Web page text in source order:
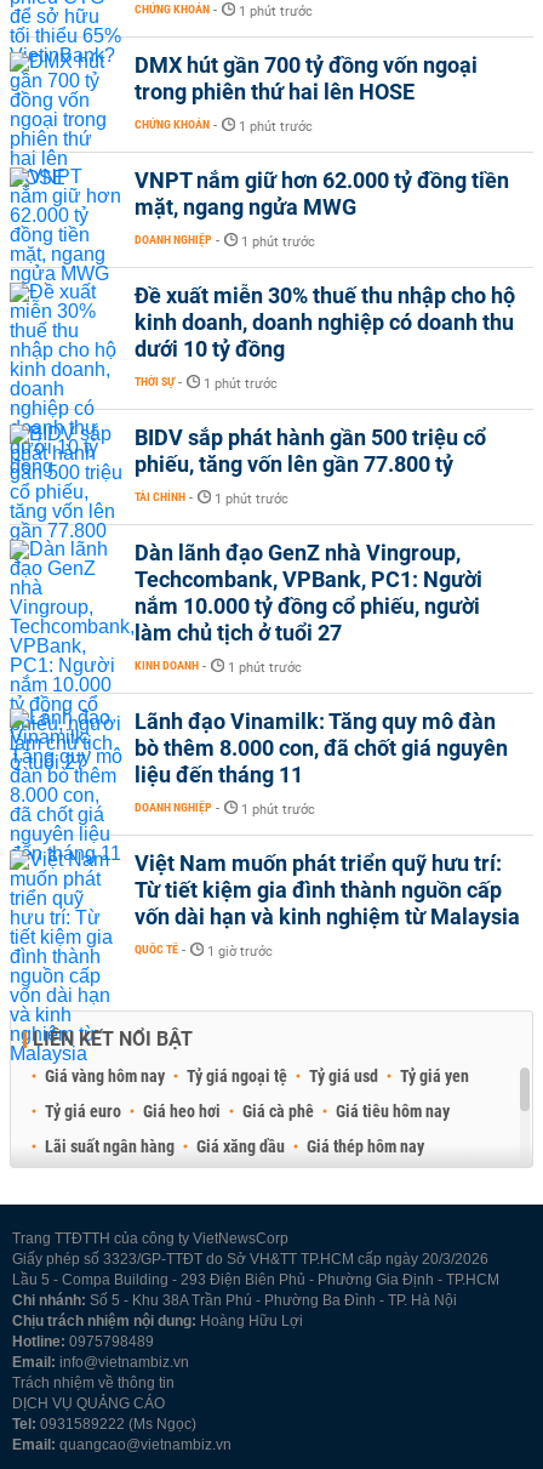
CHỨNG KHOÁN - 1 phút trước
DMX hút gần 700 tỷ đồng vốn ngoại
trong phiên thứ hai lên HOSE
CHỨNG KHOÁN - 1 phút trước
VNPT nắm giữ hơn 62.000 tỷ đồng tiền
mặt, ngang ngửa MWG
DOANH NGHIỆP - 1 phút trước
Đề xuất miễn 30% thuế thu nhập cho hộ
kinh doanh, doanh nghiệp có doanh thu
dưới 10 tỷ đồng
THỜI SỰ - 1 phút trước
BIDV sắp phát hành gần 500 triệu cổ
phiếu, tăng vốn lên gần 77.800 tỷ
TÀI CHÍNH - 1 phút trước
Dàn lãnh đạo GenZ nhà Vingroup,
Techcombank, VPBank, PC1: Người
nắm 10.000 tỷ đồng cổ phiếu, người
làm chủ tịch ở tuổi 27
KINH DOANH - 1 phút trước
Lãnh đạo Vinamilk: Tăng quy mô đàn
bò thêm 8.000 con, đã chốt giá nguyên
liệu đến tháng 11
DOANH NGHIỆP - 1 phút trước
Việt Nam muốn phát triển quỹ hưu trí:
Từ tiết kiệm gia đình thành nguồn cấp
vốn dài hạn và kinh nghiệm từ Malaysia
QUỐC TẾ - 1 giờ trước
LIÊN KẾT NỔI BẬT
Giá vàng hôm nay Tỷ giá ngoại tệ Tỷ giá usd
Tỷ giá yen
Tỷ giá euro
Giá heo hơi Giá cà phê
Giá tiêu hôm nay
Lãi suất ngân hàng
Giá xăng dầu
Giá thép hôm nay
Trang TTĐTTH của công ty VietNewsCorp
Giấy phép số 3323/GP-TTĐT do Sở VH&TT TP.HCM cấp ngày 20/3/2026
Lầu 5 - Compa Building - 293 Điện Biên Phủ - Phường Gia Định - TP.HCM
Chi nhánh: Số 5 - Khu 38A Trần Phú - Phường Ba Đình - TP. Hà Nội
Chịu trách nhiệm nội dung: Hoàng Hữu Lợi
Hotline: 0975798489
Email: info@vietnambiz.vn
Trách nhiệm về thông tin
DỊCH VỤ QUẢNG CÁO
Tel: 0931589222 (Ms Ngọc)
Email: quangcao@vietnambiz.vn